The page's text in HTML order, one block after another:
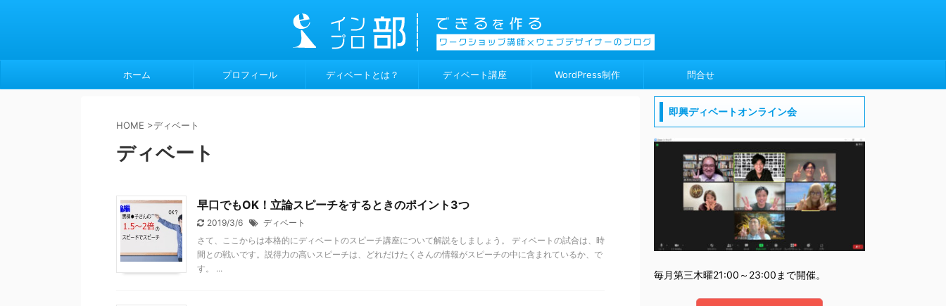
ホーム プロフィール ディベートとは？ ディベート講座 WordPress制作 問合せ
HOME >ディベート
ディベート
早口でもOK！立論スピーチをするときのポイント3つ
2019/3/6
ディベート
さて、ここからは本格的にディベートのスピーチ講座について解説をしましょう。 ディベートの試合は、時
間との戦いです。説得力の高いスピーチは、どれだけたくさんの情報がスピーチの中に含まれているか、で
す。 ...
即興ディベートオンライン会
毎月第三木曜21:00～23:00まで開催。